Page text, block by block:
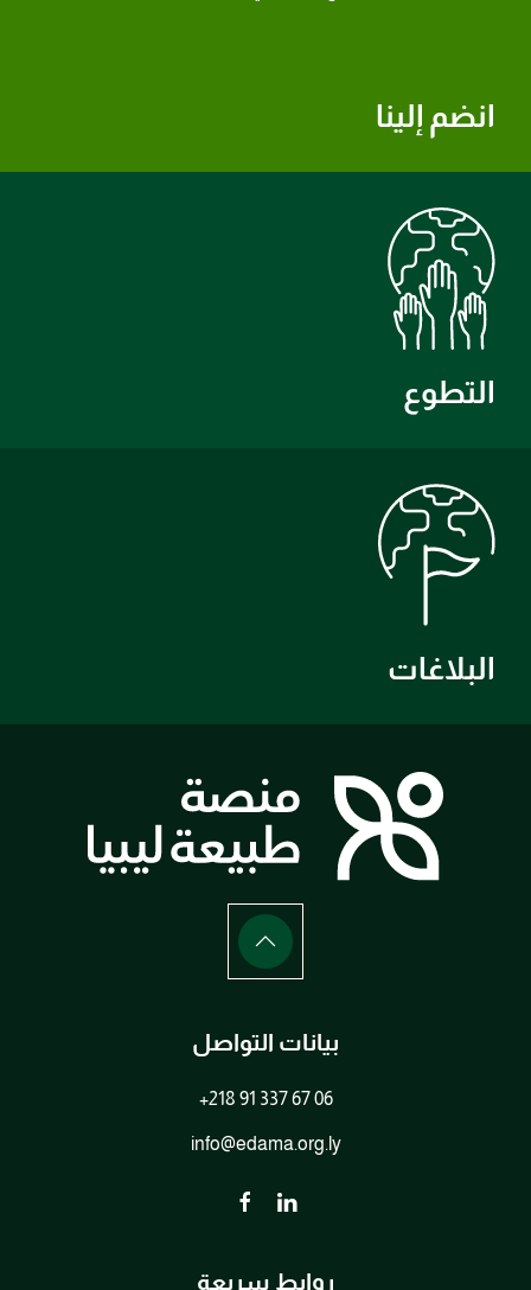
انضم إلينا
التطوع
البلاغات
بيانات التواصل
+218 91 337 67 06
info@edama.org.ly
روابط سريعة